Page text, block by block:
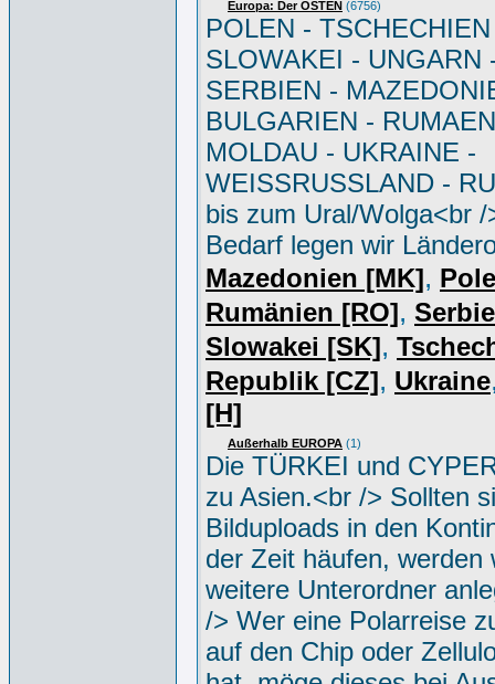
Europa: Der OSTEN (6756)
POLEN -
SLOWAKEI - UNGARN
SERBIEN -
BULGARIEN -
MOLDAU - UKRAINE -
WEISSRUSSLAND -
bis zum Ural/Wolga<br /
Bedarf legen wir
Mazedonien [MK],
Rumänien [RO],
Slowakei [SK],
Republik [CZ], Ukraine
[H]
Außerhalb EUROPA (1)
Die TÜRKEI und
zu Asien.<br /> Sollten
Bilduploads in den
der Zeit häufen, werden
weitere Unterordner
/> Wer eine Polarreise
auf den Chip oder